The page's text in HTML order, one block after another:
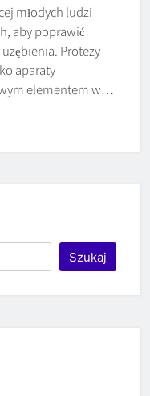
młodych ludzi
aby poprawić
Protezy
aparaty
elementem w…
Szukaj